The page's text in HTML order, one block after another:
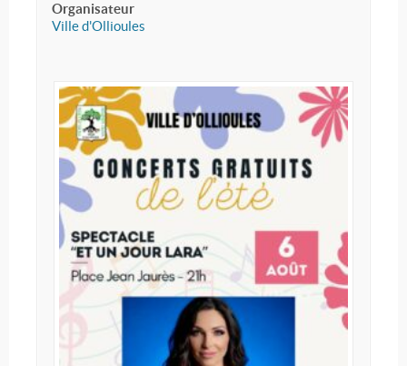
Organisateur
Ville d'Ollioules